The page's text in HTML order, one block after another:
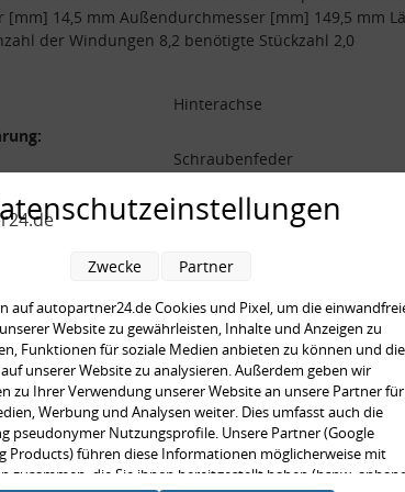
[mm] 14,5 mm Außendurchmesser [mm] 149,5 mm
der Windungen 8,2 benötigte Stückzahl 2,0
Hinterachse
Schraubenfeder
[mm]:
149,5 mm
[mm]:
2,0
auch
auf autopartner24.de Cookies und Pixel, um die
Website zu gewährleisten, Inhalte und Anzeigen zu
Funktionen für soziale Medien anbieten zu können und die
unserer Website zu analysieren. Außerdem geben wir
zu Ihrer Verwendung unserer Website an unsere Partner für
Werbung und Analysen weiter. Dies umfasst auch die
pseudonymer Nutzungsprofile. Unsere Partner (Google
Products) führen diese Informationen möglicherweise mit
zusammen, die Sie ihnen bereitgestellt haben (bspw.
Zwecke Partner